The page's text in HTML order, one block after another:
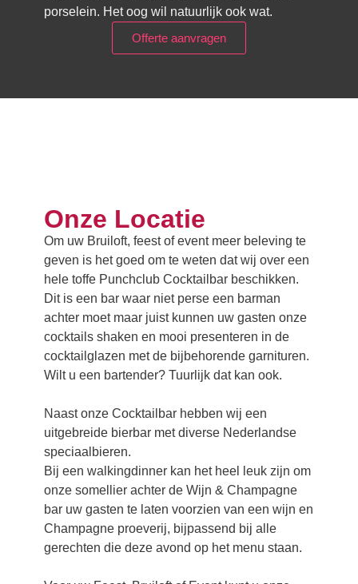
porselein. Het oog wil natuurlijk ook wat.
Offerte aanvragen
Onze Locatie
Om uw Bruiloft, feest of event meer beleving te
geven is het goed om te weten dat wij over een
hele toffe Punchclub Cocktailbar beschikken.
Dit is een bar waar niet perse een barman
achter moet maar juist kunnen uw gasten onze
cocktails shaken en mooi presenteren in de
cocktailglazen met de bijbehorende garnituren.
Wilt u een bartender? Tuurlijk dat kan ook.
Naast onze Cocktailbar hebben wij een
uitgebreide bierbar met diverse Nederlandse
speciaalbieren.
Bij een walkingdinner kan het heel leuk zijn om
onze somellier achter de Wijn & Champagne
bar uw gasten te laten voorzien van een wijn en
Champagne proeverij, bijpassend bij alle
gerechten die deze avond op het menu staan.